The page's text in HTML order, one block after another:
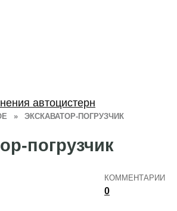
» ЭКСКАВАТОР-ПОГРУЗЧИК
погрузчик
КОММЕНТАРИИ
0
автоцистерн